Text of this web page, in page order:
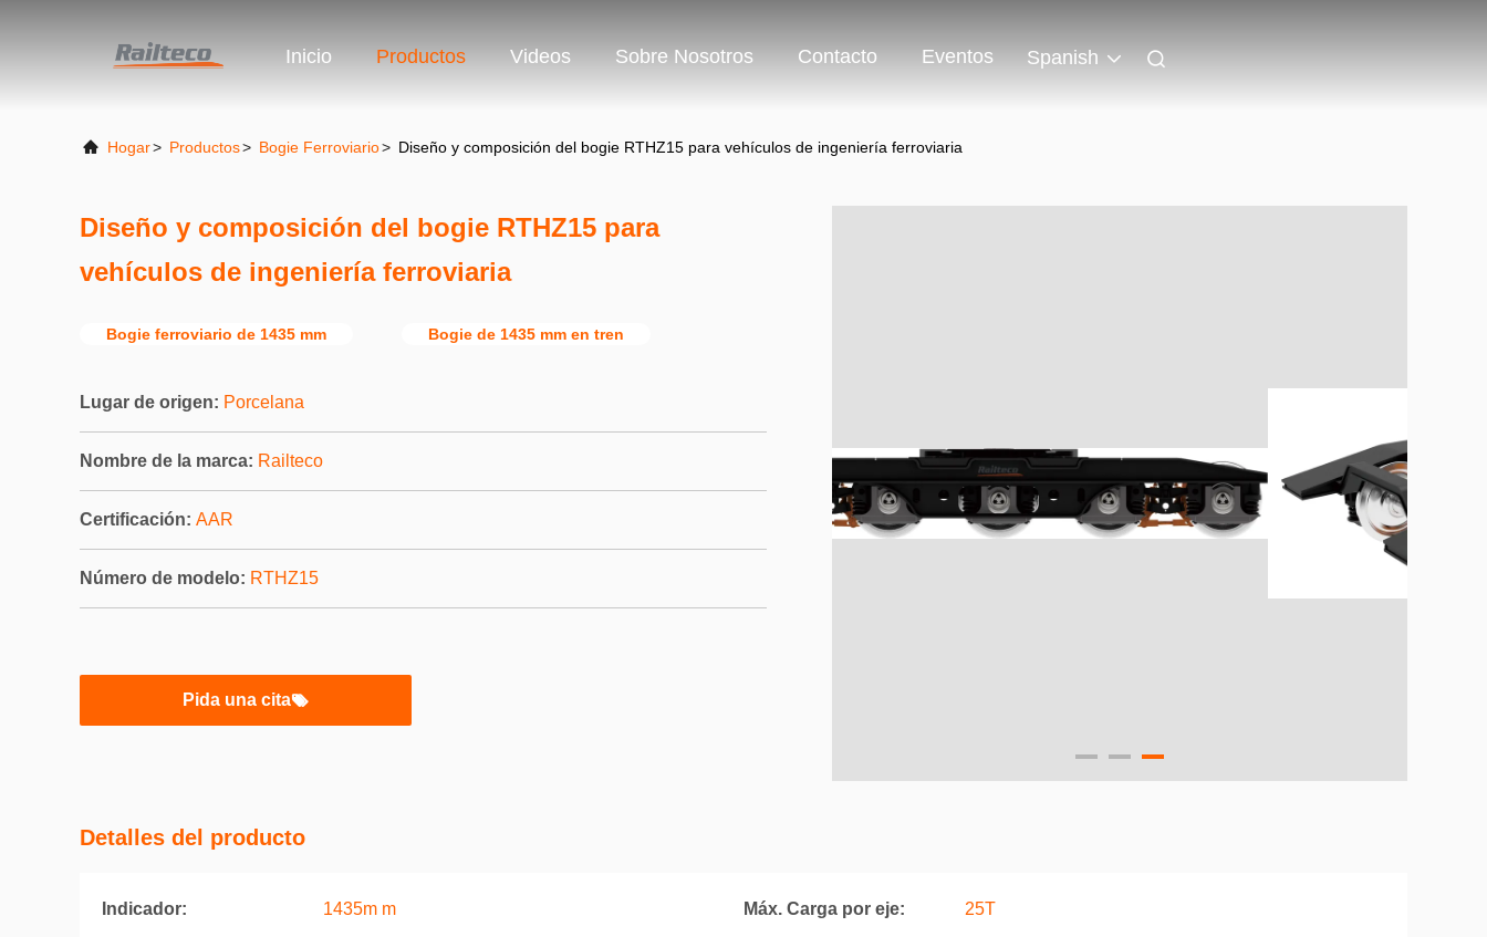
Inicio Productos Videos Sobre Nosotros Contacto Eventos Spanish
Hogar> Productos> Bogie Ferroviario> Diseño y composición del bogie RTHZ15 para vehículos de ingeniería ferroviaria
Diseño y composición del bogie RTHZ15 para
vehículos de ingeniería ferroviaria
Bogie ferroviario de 1435 mm Bogie de 1435 mm en tren
Lugar de origen: Porcelana
Nombre de la marca: Railteco
Certificación: AAR
Número de modelo: RTHZ15
Pida una cita
Detalles del producto
Indicador: 1435m m Máx. Carga por eje: 25T